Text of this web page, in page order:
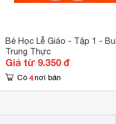
Bé Học Lễ Giáo - Tập 1 -
Trung Thực
Giá từ 9.350 đ
Có 4 nơi bán